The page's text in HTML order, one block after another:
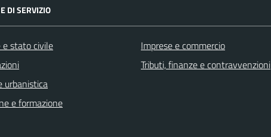
DI SERVIZIO
e stato civile
urbanistica
e formazione
Imprese e commercio
Tributi, finanze e contravvenzioni